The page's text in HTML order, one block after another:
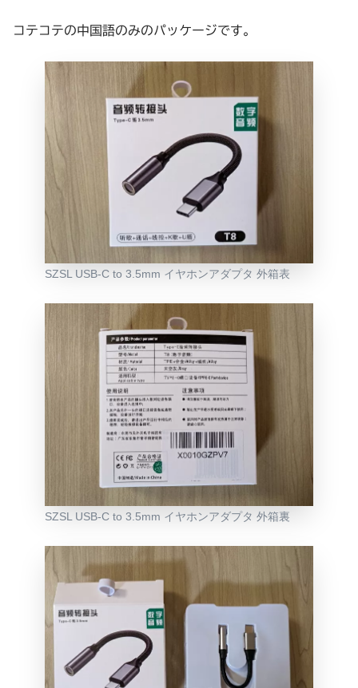
コテコテの中国語のみのパッケージです。
SZSL USB-C to 3.5mm イヤホンアダプタ 外箱表
SZSL USB-C to 3.5mm イヤホンアダプタ 外箱裏